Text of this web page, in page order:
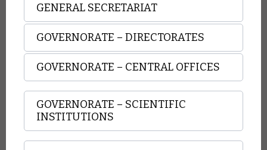
GENERAL SECRETARIAT
GOVERNORATE – DIRECTORATES
GOVERNORATE – CENTRAL OFFICES
GOVERNORATE – SCIENTIFIC
INSTITUTIONS